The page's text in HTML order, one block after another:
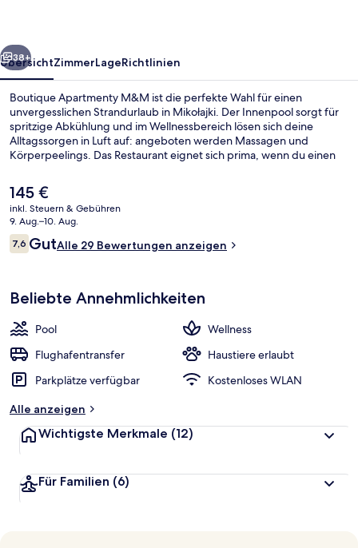
Weiter
38+
ÜbersichtZimmerLageRichtlinien
Boutique Apartmenty M&M ist die perfekte Wahl für einen
unvergesslichen Strandurlaub in Mikołajki. Der Innenpool sorgt für
spritzige Abkühlung und im Wellnessbereich lösen sich deine
Alltagssorgen in Luft auf: angeboten werden Massagen und
Körperpeelings. Das Restaurant eignet sich prima, wenn du einen
Bar/Lounge an der richtigen Adresse. Eine Sauna, ein Dampfbad
und eine Snackbar gehören zu den weiteren Highlights.
Der
aktuelle
Preis
beträgt
145 €.
145 €
inkl. Steuern & Gebühren
9. Aug.–10. Aug.
Bewertungen
7,67,6 von 10.
GutAlle 29 Bewertungen anzeigen
Beliebte Annehmlichkeiten
Pool
Wellness
Flughafentransfer
Haustiere erlaubt
Parkplätze verfügbar
Kostenloses WLAN
Alle anzeigen
Wichtigste Merkmale (12)
Für Familien (6)